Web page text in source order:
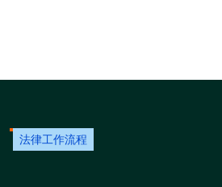
法律工作流程